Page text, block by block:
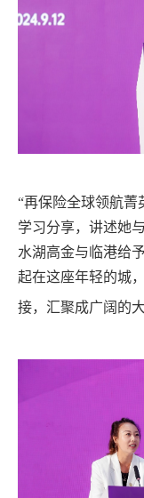
“再保险全球领航菁
学习分享，讲述她
水湖高金与临港给
起在这座年轻的城
接，汇聚成广阔的大